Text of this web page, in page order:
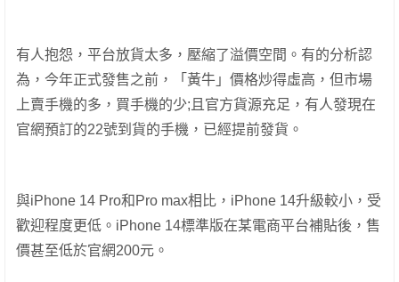
有人抱怨，平台放貨太多，壓縮了溢價空間。有的分析認
為，今年正式發售之前，「黃牛」價格炒得虛高，但市場
上賣手機的多，買手機的少;且官方貨源充足，有人發現在
官網預訂的22號到貨的手機，已經提前發貨。
與iPhone 14 Pro和Pro max相比，iPhone 14升級較小，受
歡迎程度更低。iPhone 14標準版在某電商平台補貼後，售
價甚至低於官網200元。